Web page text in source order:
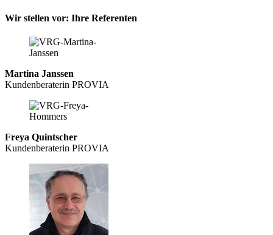
Wir stellen vor: Ihre Referenten
Martina Janssen
Kundenberaterin PROVIA
Freya Quintscher
Kundenberaterin PROVIA